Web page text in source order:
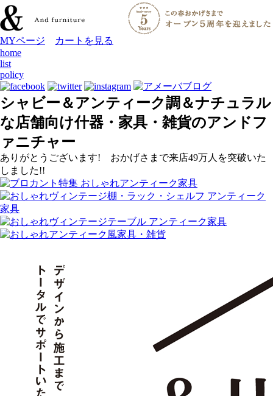
MYページ
カートを見る
home
list
policy
シャビー＆アンティーク調＆ナチュラル
な店舗向け什器・家具・雑貨のアンドフ
ァニチャー
ありがとうございます! おかげさまで来店49万人を突破いた
しました!!